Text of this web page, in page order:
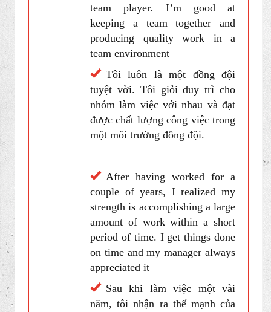
I believe my strongest trait is
my attention to detail. This trait
has helped me tremendously in
this field of work
Tôi tin rằng điểm mạnh nhất
của tôi là sự quan tâm của tôi
đến từng chi tiết. Đặc trưng này
đã giúp tôi rất nhiều trong lĩnh
I’ve always been a great
team player. I’m good at
keeping a team together and
producing quality work in a
team environment
Tôi luôn là một đồng đội
tuyệt vời. Tôi giỏi duy trì cho
nhóm làm việc với nhau và đạt